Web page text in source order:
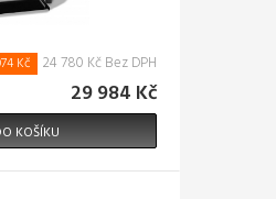
Kč 24 780 Kč Bez DPH
29 984 Kč
KOŠÍKU